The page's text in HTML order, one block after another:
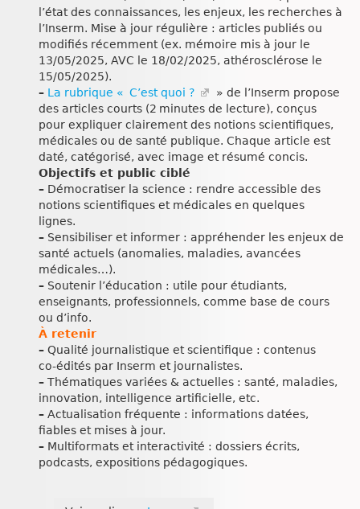
l’état des connaissances, les enjeux, les recherches à
l’Inserm. Mise à jour régulière : articles publiés ou
modifiés récemment (ex. mémoire mis à jour le
13/05/2025, AVC le 18/02/2025, athérosclérose le
15/05/2025).
– La rubrique « C’est quoi ?
» de l’Inserm propose
des articles courts (2 minutes de lecture), conçus
pour expliquer clairement des notions scientifiques,
médicales ou de santé publique. Chaque article est
daté, catégorisé, avec image et résumé concis.
Objectifs et public ciblé
– Démocratiser la science : rendre accessible des
notions scientifiques et médicales en quelques
lignes.
– Sensibiliser et informer : appréhender les enjeux de
santé actuels (anomalies, maladies, avancées
médicales…).
– Soutenir l’éducation : utile pour étudiants,
enseignants, professionnels, comme base de cours
ou d’info.
À retenir
– Qualité journalistique et scientifique : contenus
co‑édités par Inserm et journalistes.
– Thématiques variées & actuelles : santé, maladies,
innovation, intelligence artificielle, etc.
– Actualisation fréquente : informations datées,
fiables et mises à jour.
– Multiformats et interactivité : dossiers écrits,
podcasts, expositions pédagogiques.